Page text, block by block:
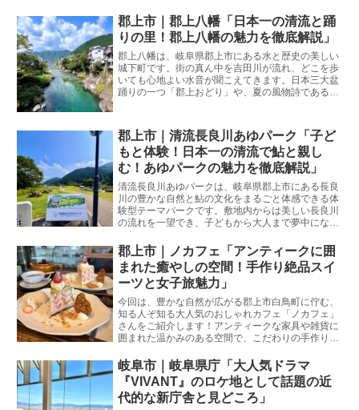
けや雨の日のレジャーにもぴったりの魅力を徹底解
説します！
郡上市｜郡上八幡「日本一の清流と踊
りの里！郡上八幡の魅力を徹底解説」
郡上八幡は、岐阜県郡上市にある水と歴史の美しい
城下町です。街の真ん中を吉田川が流れ、どこを歩
いても心地よい水音が聞こえてきます。日本三大盆
踊りの一つ「郡上おどり」や、夏の風物詩である子
ないためのリアルな情報と魅力をたっぷりとお伝え
します。
郡上市｜清流長良川あゆパーク「子ど
もと体験！日本一の清流で鮎と親し
む！あゆパークの魅力を徹底解説」
清流長良川あゆパークは、岐阜県郡上市にある長良
川の豊かな自然と鮎の文化をまるごと体感できる体
験型テーマパークです。敷地内からは美しい長良川
の流れを一望でき、子どもから大人まで夢中になれ
れ・岐阜市育ちの私が、観光客の皆さんが失敗しな
いためのリアルな情報と魅力をたっぷりとお伝えし
ます。
郡上市｜ノカフェ「アンティークに囲
まれた癒やしの空間！手作り絶品スイ
ーツと女子旅魅力」
今回は、豊かな自然が広がる郡上市白鳥町に佇む、
知る人ぞ知る大人気のおしゃれカフェ「ノカフェ」
さんをご紹介します！アンティークな家具や雑貨に
囲まれた温かみのある空間で、こだわりの手作りス
ったりとした癒やしの時間を過ごしたい女子旅やド
ライブにぴったりのスポットです。気になる魅力や
周辺のおすすめスポットに迫ります！
岐阜市｜岐阜県庁「大人気ドラマ
『VIVANT』のロケ地として話題の近
代的な新庁舎と見どころ」